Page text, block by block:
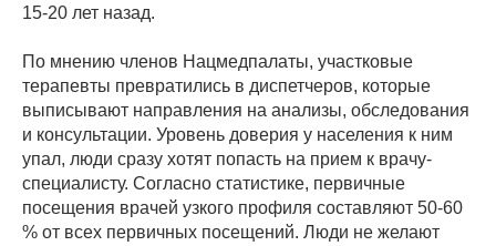
15-20 лет назад.
По мнению членов Нацмедпалаты, участковые
терапевты превратились в диспетчеров, которые
выписывают направления на анализы, обследования
и консультации. Уровень доверия у населения к ним
упал, люди сразу хотят попасть на прием к врачу-
специалисту. Согласно статистике, первичные
посещения врачей узкого профиля составляют 50-60
% от всех первичных посещений. Люди не желают